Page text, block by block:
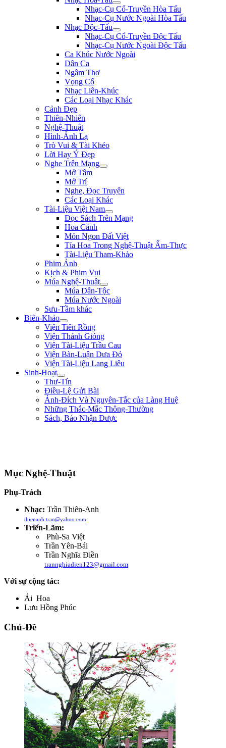
Nhạc-Cụ Cổ-Truyền Hòa Tấu
Nhạc-Cụ Nước Ngoài Hòa Tấu
Nhạc Độc-Tấu
Nhạc-Cụ Cổ-Truyền Độc Tấu
Nhạc-Cụ Nước Ngoài Độc Tấu
Ca Khúc Nước Ngoài
Dân Ca
Ngâm Thơ
Vọng Cổ
Nhạc Liên-Khúc
Các Loại Nhạc Khác
Cảnh Đẹp
Thiên-Nhiên
Nghệ-Thuật
Hình-Ảnh Lạ
Trò Vui & Tài Khéo
Lời Hay Ý Đẹp
Nghe Trên Mạng
Mở Tâm
Mở Trí
Nghe, Đọc Truyện
Các Loại Khác
Tài-Liệu Việt Nam
Đọc Sách Trên Mạng
Hoa Cảnh
Món Ngon Đất Việt
Tỉa Hoa Trong Nghệ-Thuật Ẩm-Thực
Tài-Liệu Tham-Khảo
Phim Ảnh
Kịch & Phim Vui
Múa Nghệ-Thuật
Múa Dân-Tộc
Múa Nước Ngoài
Sưu-Tầm khác
Biên-Khảo
Viện Tiên Rồng
Viện Thánh Gióng
Viện Tài-Liệu Trầu Cau
Viện Bàn-Luận Dưa Đỏ
Viện Tài-Liệu Lang Liêu
Sinh-Hoạt
Thư-Tín
Điều-Lệ Gửi Bài
Ảnh-Đích Và Nguyên-Tắc của Làng Huệ
Những Thắc-Mắc Thông-Thường
Sách, Báo Nhận Được
Mục Nghệ-Thuật
Phụ-Trách
Nhạc: Trần Thiên-Anh
thienanh.tran@yahoo.com
Triển-Lãm:
Phù-Sa Việt
Trần Yên-Bái
Trần Nghĩa Điền
trannghiadien123@gmail.com
Với sự cộng tác:
Ái Hoa
Lưu Hồng Phúc
Chủ-Đề